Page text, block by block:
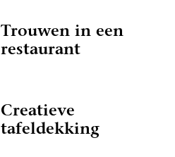
Trouwen in een
restaurant
Creatieve
tafeldekking